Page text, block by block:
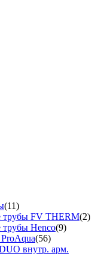
(11)
трубы FV THERM(2)
трубы Henco(9)
(56)
внутр. арм.